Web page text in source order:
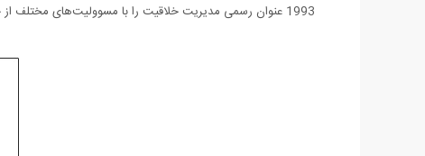
1993 عنوان رسمی مدیریت خلاقیت را با مسوولیت‌های مختلف از جمله نظارت بر طراحی کل محصولات و تشکل‌های ارتباطات، از آن خود کرد.